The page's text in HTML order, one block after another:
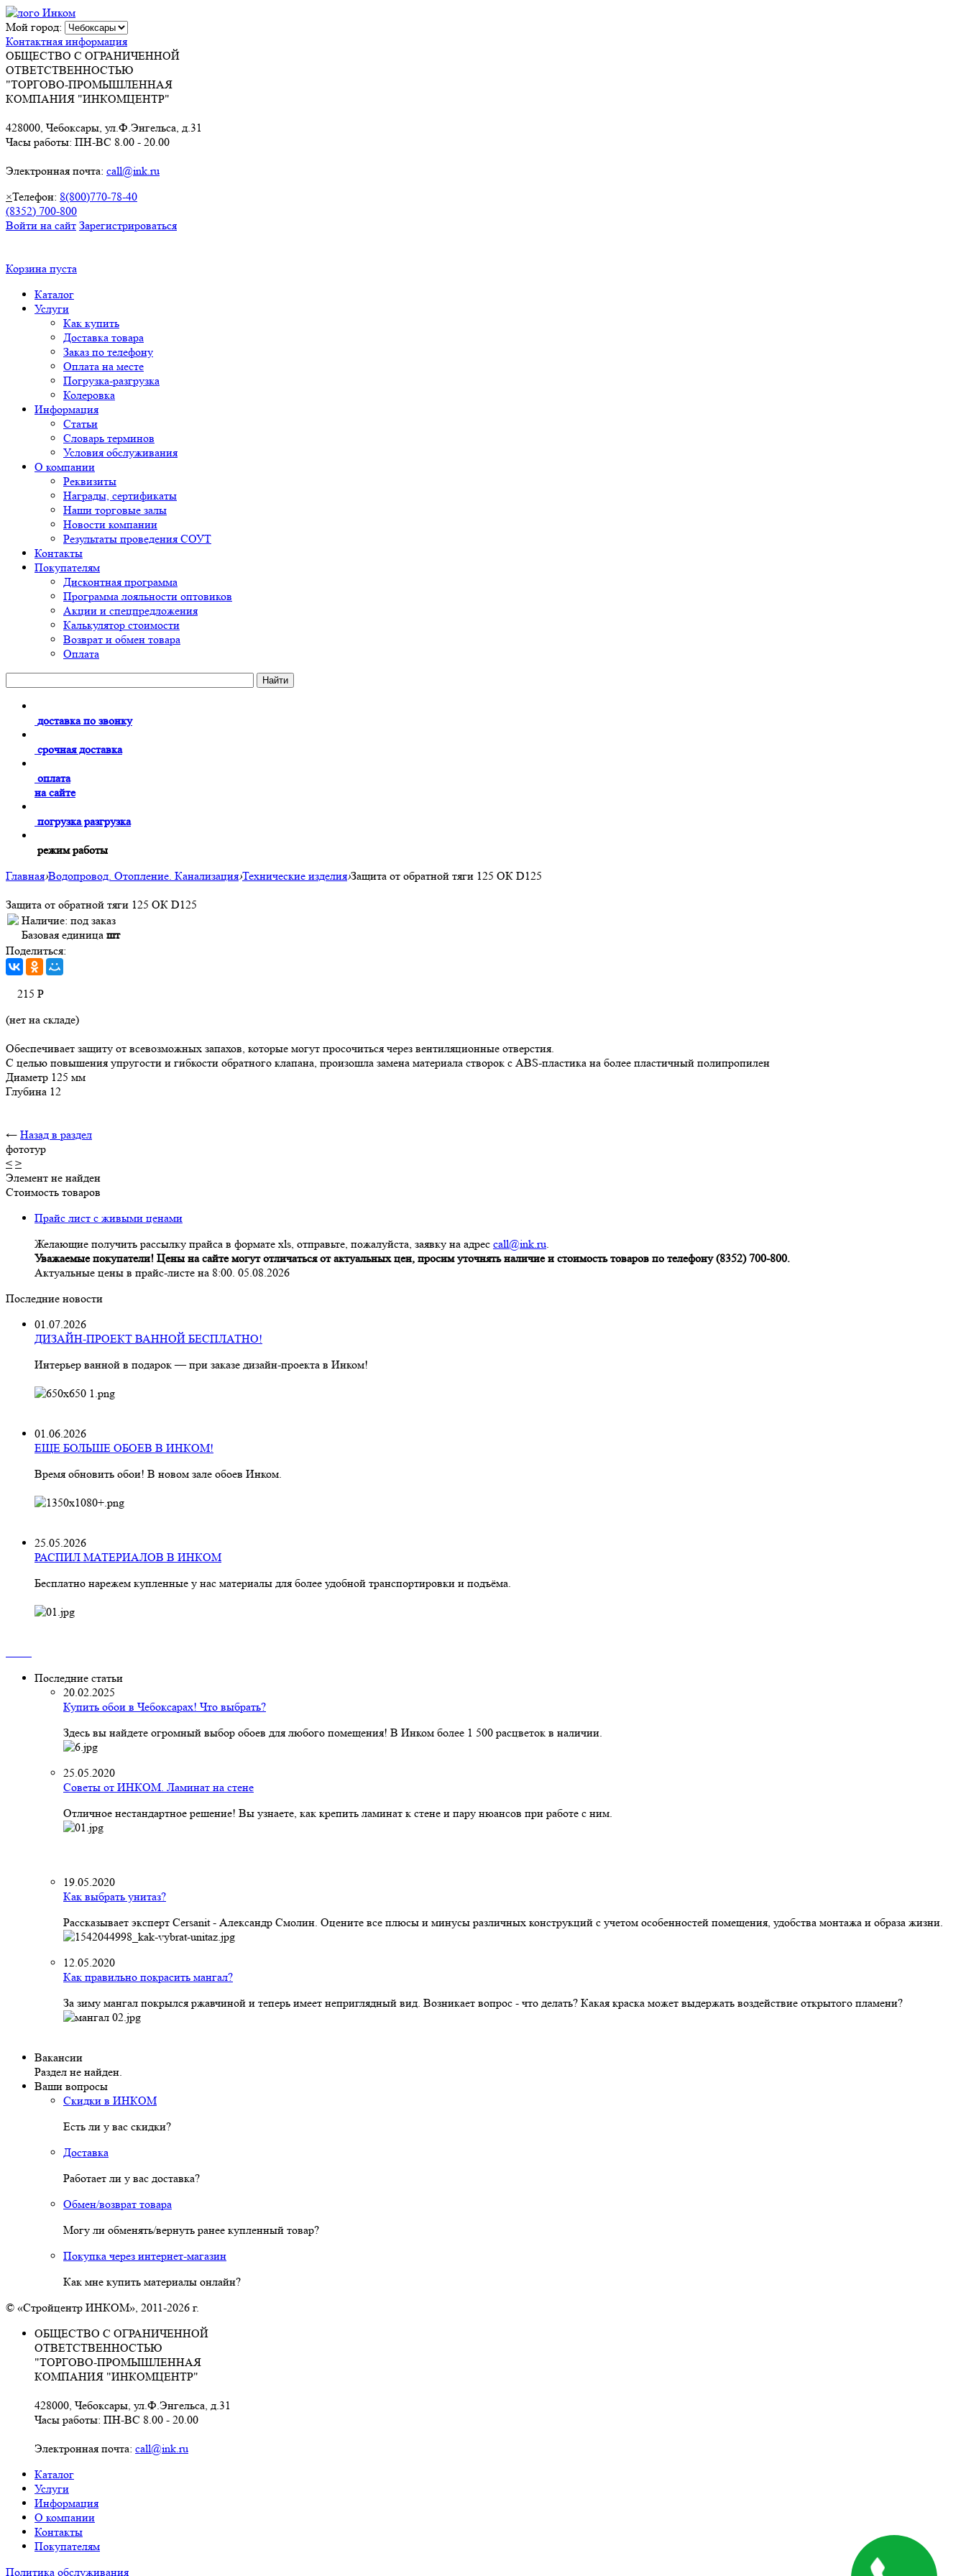
Мой город:
Контактная информация
ОБЩЕСТВО С ОГРАНИЧЕННОЙ
ОТВЕТСТВЕННОСТЬЮ
"ТОРГОВО-ПРОМЫШЛЕННАЯ
КОМПАНИЯ "ИНКОМЦЕНТР"
428000, Чебоксары, ул.Ф.Энгельса, д.31
Часы работы: ПН-ВС 8.00 - 20.00
Электронная почта: call@ink.ru
×Телефон: 8(800)770-78-40
(8352) 700-800
Войти на сайт Зарегистрироваться
Корзина пуста
Каталог
Услуги
Как купить
Доставка товара
Заказ по телефону
Оплата на месте
Погрузка-разгрузка
Колеровка
Информация
Статьи
Словарь терминов
Условия обслуживания
О компании
Реквизиты
Награды, сертификаты
Наши торговые залы
Новости компании
Результаты проведения СОУТ
Контакты
Покупателям
Дисконтная программа
Программа лояльности оптовиков
Акции и спецпредложения
Калькулятор стоимости
Возврат и обмен товара
Оплата
доставка по звонку
срочная доставка
оплата
на сайте
погрузка разгрузка
режим работы
Главная›Водопровод. Отопление. Канализация›Технические изделия›Защита от обратной тяги 125 ОК D125
Защита от обратной тяги 125 ОК D125
Наличие: под заказ
Базовая единица шт
Поделиться:
215 Р
(нет на складе)
Обеспечивает защиту от всевозможных запахов, которые могут просочиться через вентиляционные отверстия.
С целью повышения упругости и гибкости обратного клапана, произошла замена материала створок с ABS-пластика на более пластичный полипропилен
Диаметр 125 мм
Глубина 12
← Назад в раздел
фототур
< >
Элемент не найден
Стоимость товаров
Прайс лист с живыми ценами
Желающие получить рассылку прайса в формате xls, отправьте, пожалуйста, заявку на адрес call@ink.ru.
Уважаемые покупатели! Цены на сайте могут отличаться от актуальных цен, просим уточнять наличие и стоимость товаров по телефону (8352) 700-800.
Актуальные цены в прайс-листе на 8:00. 05.08.2026
Последние новости
01.07.2026
ДИЗАЙН-ПРОЕКТ ВАННОЙ БЕСПЛАТНО!
Интерьер ванной в подарок — при заказе дизайн‑проекта в Инком!
01.06.2026
ЕЩЕ БОЛЬШЕ ОБОЕВ В ИНКОМ!
Время обновить обои! В новом зале обоев Инком.
25.05.2026
РАСПИЛ МАТЕРИАЛОВ В ИНКОМ
Бесплатно нарежем купленные у нас материалы для более удобной транспортировки и подъёма.
Последние статьи
20.02.2025
Купить обои в Чебоксарах! Что выбрать?
Здесь вы найдете огромный выбор обоев для любого помещения! В Инком более 1 500 расцветок в наличии.
25.05.2020
Советы от ИНКОМ. Ламинат на стене
Отличное нестандартное решение! Вы узнаете, как крепить ламинат к стене и пару нюансов при работе с ним.
19.05.2020
Как выбрать унитаз?
Рассказывает эксперт Cersanit - Александр Смолин. Оцените все плюсы и минусы различных конструкций с учетом особенностей помещения, удобства монтажа и образа жизни.
12.05.2020
Как правильно покрасить мангал?
За зиму мангал покрылся ржавчиной и теперь имеет неприглядный вид. Возникает вопрос - что делать? Какая краска может выдержать воздействие открытого пламени?
Вакансии
Раздел не найден.
Ваши вопросы
Скидки в ИНКОМ
Есть ли у вас скидки?
Доставка
Работает ли у вас доставка?
Обмен/возврат товара
Могу ли обменять/вернуть ранее купленный товар?
Покупка через интернет-магазин
Как мне купить материалы онлайн?
© «Стройцентр ИНКОМ», 2011-2026 г.
ОБЩЕСТВО С ОГРАНИЧЕННОЙ
ОТВЕТСТВЕННОСТЬЮ
"ТОРГОВО-ПРОМЫШЛЕННАЯ
КОМПАНИЯ "ИНКОМЦЕНТР"
428000, Чебоксары, ул.Ф.Энгельса, д.31
Часы работы: ПН-ВС 8.00 - 20.00
Электронная почта: call@ink.ru
Каталог
Услуги
Информация
О компании
Контакты
Покупателям
Политика обслуживания